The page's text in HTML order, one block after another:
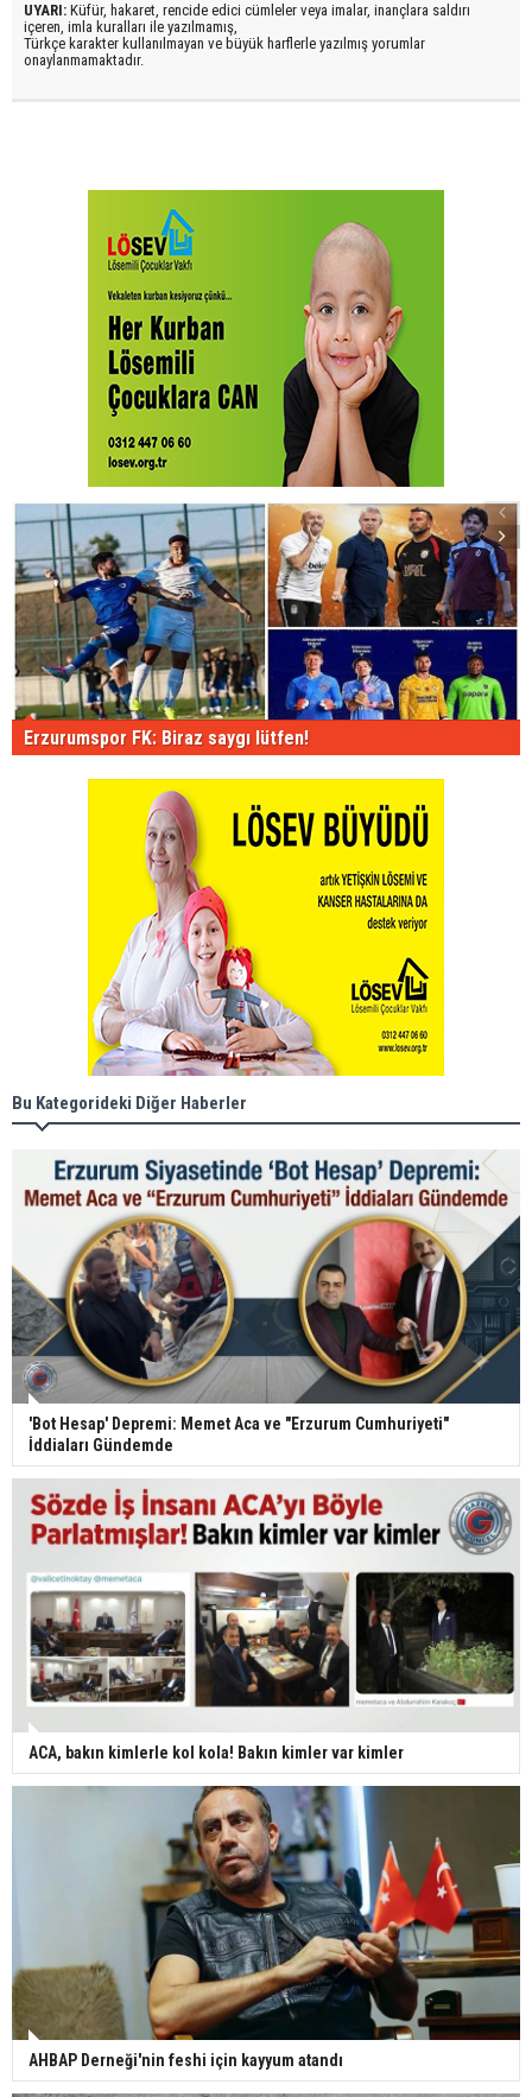
UYARI: Küfür, hakaret, rencide edici cümleler veya imalar, inançlara saldırı
içeren, imla kuralları ile yazılmamış,
Türkçe karakter kullanılmayan ve büyük harflerle yazılmış yorumlar
onaylanmamaktadır.
Erzurumspor FK: Biraz saygı lütfen!
Bu Kategorideki Diğer Haberler
'Bot Hesap' Depremi: Memet Aca ve "Erzurum Cumhuriyeti"
İddiaları Gündemde
ACA, bakın kimlerle kol kola! Bakın kimler var kimler
AHBAP Derneği'nin feshi için kayyum atandı